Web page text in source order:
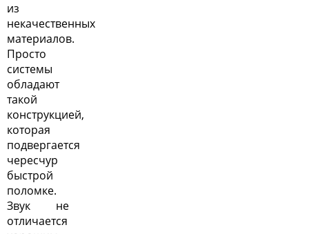
из
некачественных
материалов.
Просто
системы
обладают
такой
конструкцией,
которая
подвергается
чересчур
быстрой
поломке.
Звук не
отличается